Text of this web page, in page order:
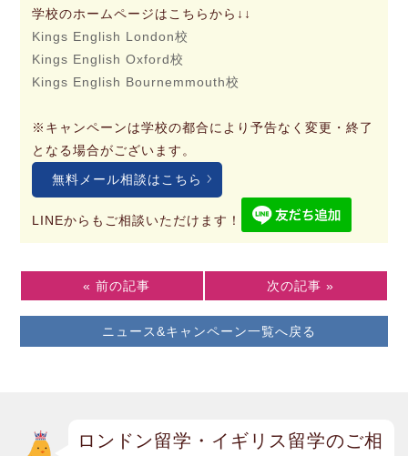
学校のホームページはこちらから↓↓
Kings English London校
Kings English Oxford校
Kings English Bournemmouth校
※キャンペーンは学校の都合により予告なく変更・終了
となる場合がございます。
無料メール相談はこちら
LINEからもご相談いただけます！
« 前の記事
ニュース&キャンペーン一覧へ戻る
次の記事 »
ロンドン留学・イギリス留学のご相